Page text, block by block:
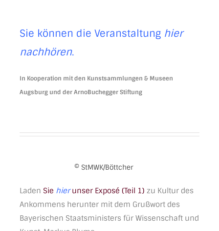
Sie können die Veranstaltung hier
nachhören.
In Kooperation mit den Kunstsammlungen & Museen
Augsburg und der ArnoBuchegger Stiftung
© StMWK/Böttcher
Laden Sie hierunser Exposé (Teil 1) zu Kultur des
Ankommens herunter mit dem Grußwort des
Bayerischen Staatsministers für Wissenschaft und